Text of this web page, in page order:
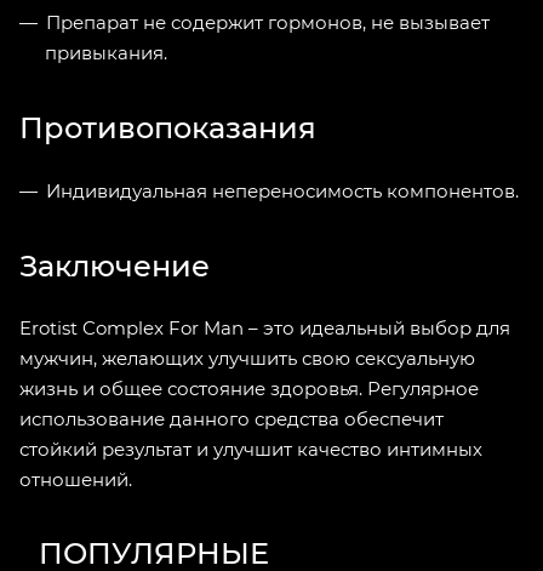
Препарат не содержит гормонов, не вызывает
привыкания.
Противопоказания
Индивидуальная непереносимость компонентов.
Заключение
Erotist Complex For Man – это идеальный выбор для
мужчин, желающих улучшить свою сексуальную
жизнь и общее состояние здоровья. Регулярное
использование данного средства обеспечит
стойкий результат и улучшит качество интимных
отношений.
ПОПУЛЯРНЫЕ